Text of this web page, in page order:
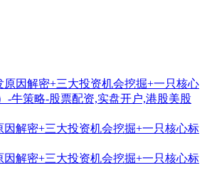
因解密+三大投资机会挖掘+一只核心标
因解密+三大投资机会挖掘+一只核心标